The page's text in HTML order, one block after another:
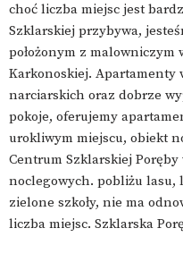
choć liczba miejsc jest
Szklarskiej przybywa,
położonym z malowniczym
Karkonoskiej. Apartamenty
narciarskich oraz dobrze
pokoje, oferujemy
urokliwym miejscu, obiekt
Centrum Szklarskiej Poręby
noclegowych. pobliżu lasu,
zielone szkoły, nie ma
liczba miejsc. Szklarska